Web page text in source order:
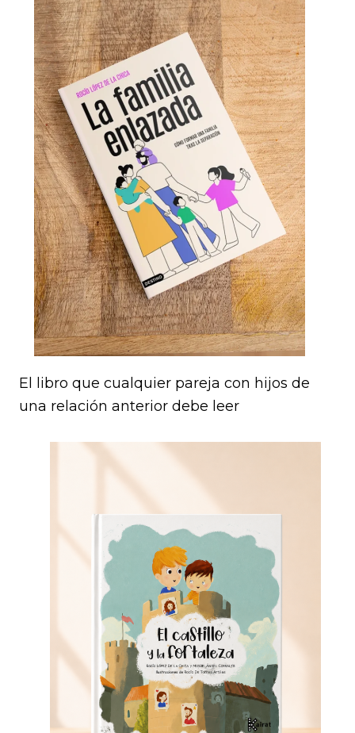
El libro que cualquier pareja con hijos de
una relación anterior debe leer